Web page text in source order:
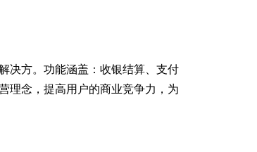
决方。功能涵盖：收银结算、支付
理念，提高用户的商业竞争力，为